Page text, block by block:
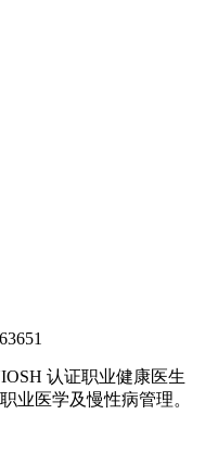
认证职业健康医生
业医学及慢性病管理。